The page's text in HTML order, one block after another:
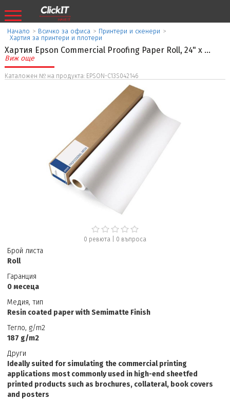
Начало > Всичко за офиса > Принтери и скенери >
Хартия за принтери и плотери
Хартия Epson Commercial Proofing Paper Roll, 24" x ...
Виж още
Каталожен № на продукта: EPSON-C13S042146
0 ревюта| 0 въпроса
Брой листа
Roll
Гаранция
0 месеца
Медия, тип
Resin coated paper with Semimatte Finish
Тегло, g/m2
187 g/m2
Други
Ideally suited for simulating the commercial printing
applications most commonly used in high-end sheetfed
printed products such as brochures, collateral, book covers
and posters